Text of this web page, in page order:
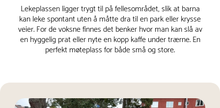
Lekeplassen ligger trygt til på fellesområdet, slik at barna
kan leke spontant uten å måtte dra til en park eller krysse
veier. For de voksne finnes det benker hvor man kan slå av
en hyggelig prat eller nyte en kopp kaffe under trærne. En
perfekt møteplass for både små og store.